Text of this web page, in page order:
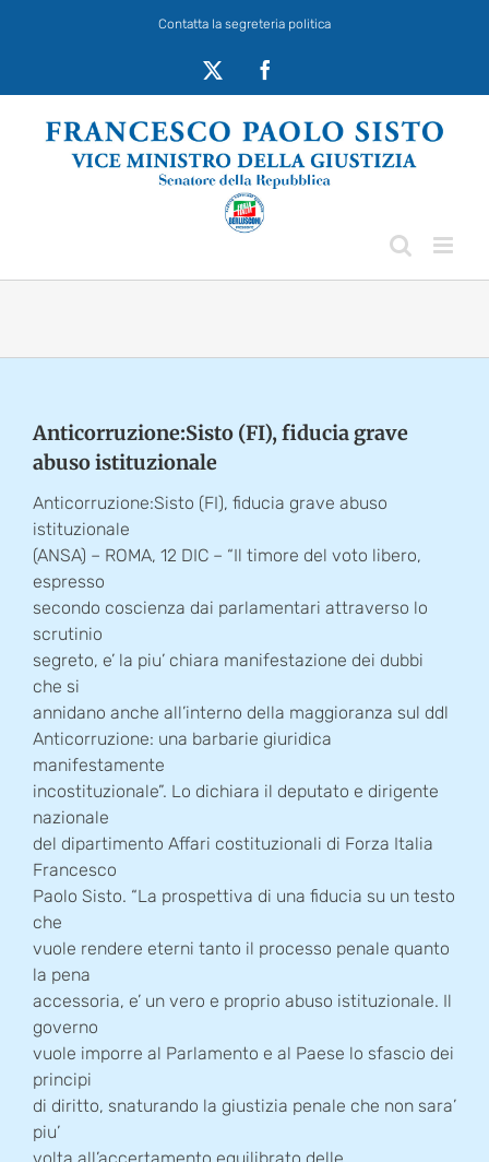
Contatta la segreteria politica
Anticorruzione:Sisto (FI), fiducia grave
abuso istituzionale
Anticorruzione:Sisto (FI), fiducia grave abuso
istituzionale
(ANSA) – ROMA, 12 DIC – “Il timore del voto libero,
espresso
secondo coscienza dai parlamentari attraverso lo
scrutinio
segreto, e’ la piu’ chiara manifestazione dei dubbi
che si
annidano anche all’interno della maggioranza sul ddl
Anticorruzione: una barbarie giuridica
manifestamente
incostituzionale”. Lo dichiara il deputato e dirigente
nazionale
del dipartimento Affari costituzionali di Forza Italia
Francesco
Paolo Sisto. “La prospettiva di una fiducia su un testo
che
vuole rendere eterni tanto il processo penale quanto
la pena
accessoria, e’ un vero e proprio abuso istituzionale. Il
governo
vuole imporre al Parlamento e al Paese lo sfascio dei
principi
di diritto, snaturando la giustizia penale che non sara’
piu’